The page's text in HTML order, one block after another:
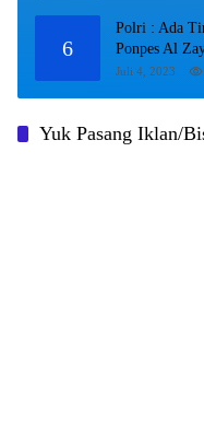
6
Polri : Ada
Ponpes Al
Juli 4, 2023
Yuk Pasang Iklan/